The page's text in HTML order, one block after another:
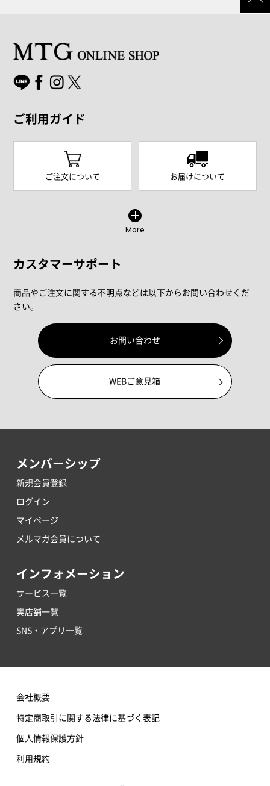
ご利用ガイド
ご注文について お届けについて
More
カスタマーサポート
商品やご注文に関する不明点などは以下からお問い合わせくだ
さい。
お問い合わせ
WEBご意見箱
メンバーシップ
新規会員登録
ログイン
マイページ
メルマガ会員について
インフォメーション
サービス一覧
実店舗一覧
SNS・アプリ一覧
会社概要
特定商取引に関する法律に基づく表記
個人情報保護方針
利用規約